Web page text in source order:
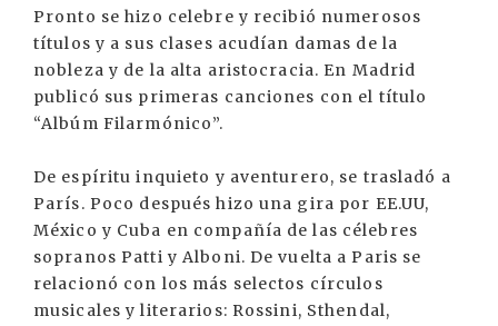
Pronto se hizo celebre y recibió numerosos
títulos y a sus clases acudían damas de la
nobleza y de la alta aristocracia. En Madrid
publicó sus primeras canciones con el título
“Albúm Filarmónico”.
De espíritu inquieto y aventurero, se trasladó a
París. Poco después hizo una gira por EE.UU,
México y Cuba en compañía de las célebres
sopranos Patti y Alboni. De vuelta a Paris se
relacionó con los más selectos círculos
musicales y literarios: Rossini, Sthendal,